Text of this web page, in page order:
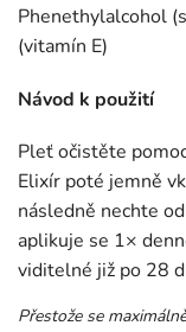
Phenethylalcohol
(vitamín E)
Návod k použití
Pleť očistěte
Elixír poté jemně
následně nechte
aplikuje se 1×
viditelné již po 28
Přestože se